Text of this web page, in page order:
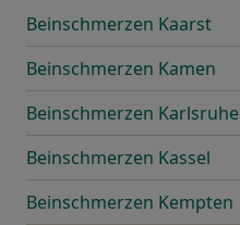
Beinschmerzen Kaarst
Beinschmerzen Kamen
Beinschmerzen Karlsruhe
Beinschmerzen Kassel
Beinschmerzen Kempten